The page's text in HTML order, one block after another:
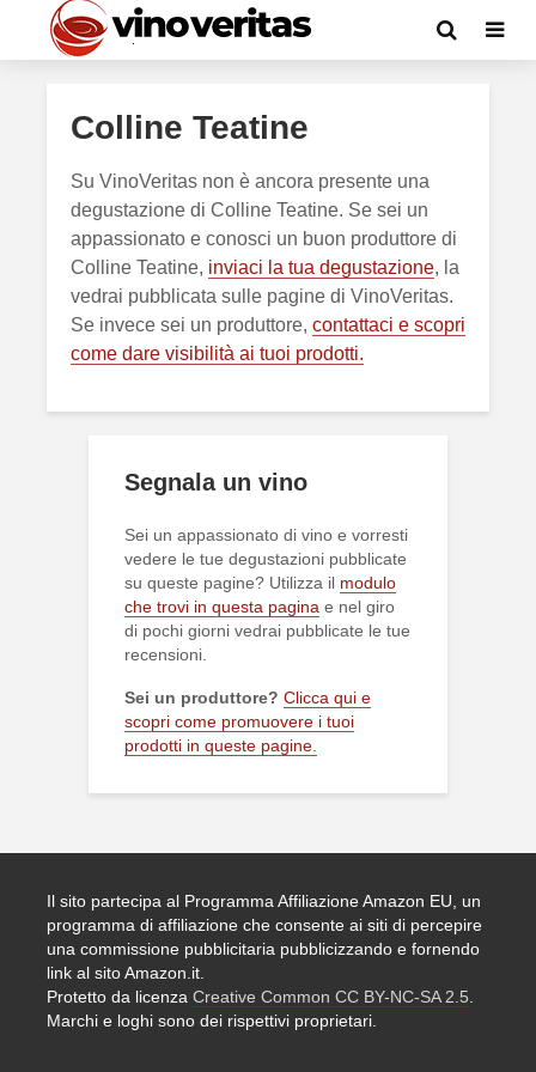
Colline Teatine
Su VinoVeritas non è ancora presente una
degustazione di Colline Teatine. Se sei un
appassionato e conosci un buon produttore di
Colline Teatine, inviaci la tua degustazione, la
vedrai pubblicata sulle pagine di VinoVeritas.
Se invece sei un produttore, contattaci e scopri
come dare visibilità ai tuoi prodotti.
Segnala un vino
Sei un appassionato di vino e vorresti
vedere le tue degustazioni pubblicate
su queste pagine? Utilizza il modulo
che trovi in questa pagina e nel giro
di pochi giorni vedrai pubblicate le tue
recensioni.
Sei un produttore? Clicca qui e
scopri come promuovere i tuoi
prodotti in queste pagine.
Il sito partecipa al Programma Affiliazione Amazon EU, un
programma di affiliazione che consente ai siti di percepire
una commissione pubblicitaria pubblicizzando e fornendo
link al sito Amazon.it.
Protetto da licenza Creative Common CC BY-NC-SA 2.5
Marchi e loghi sono dei rispettivi proprietari.